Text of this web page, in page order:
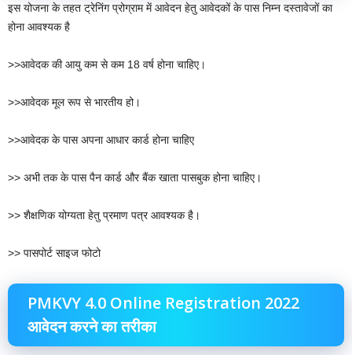
इस योजना के तहत ट्रेनिंग प्रोग्राम में आवेदन हेतु आवेदकों के पास निम्न दस्तावेजों का
होना आवश्यक है
>>आवेदक की आयु कम से कम 18 वर्ष होना चाहिए।
>>आवेदक मूल रूप से भारतीय हो।
>>आवेदक के पास अपना आधार कार्ड होना चाहिए
>> अभी तक के पास पैन कार्ड और बैंक खाता पासबुक होना चाहिए।
>> शैक्षणिक योग्यता हेतु प्रमाण पत्र आवश्यक है।
>> पासपोर्ट साइज फोटो
PMKVY 4.0 Online Registration 2022
आवेदन करने का तरीका